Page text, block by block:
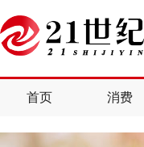
首页 消费